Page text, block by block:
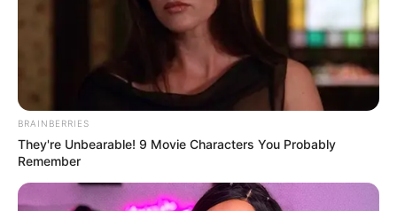
ACTIVAR AHORA
TEMAS DESTACADOS
SARAMPIÓN AVENIDA AMBALÁ
IBAGUÉ
PARQUE DE DIVERSIONES
ELECCIONES PRESIDENCIALES
FENÓMENO DEL NIÑO
IBAL
BRAINBERRIES
They're Unbearable! 9 Movie Characters You Probably
Remember